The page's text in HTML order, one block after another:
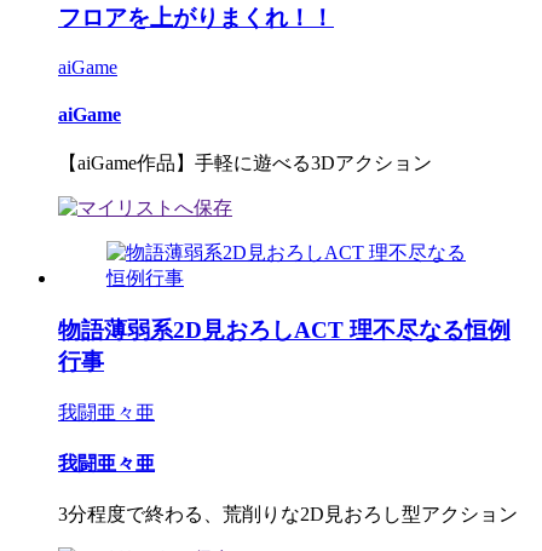
フロアを上がりまくれ！！
aiGame
aiGame
【aiGame作品】手軽に遊べる3Dアクション
物語薄弱系2D見おろしACT 理不尽なる恒例
行事
我闘亜々亜
我闘亜々亜
3分程度で終わる、荒削りな2D見おろし型アクション